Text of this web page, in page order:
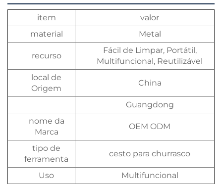
item
valor
material
Metal
recurso
Fácil de Limpar, Portátil,
Multifuncional, Reutilizável
local de
Origem
China
Guangdong
nome da
Marca
OEM ODM
tipo de
ferramenta
cesto para churrasco
Uso
Multifuncional